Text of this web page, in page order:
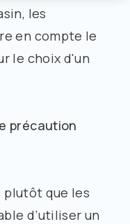
les
en compte le
le choix d'un
précaution
que les
d’utiliser un